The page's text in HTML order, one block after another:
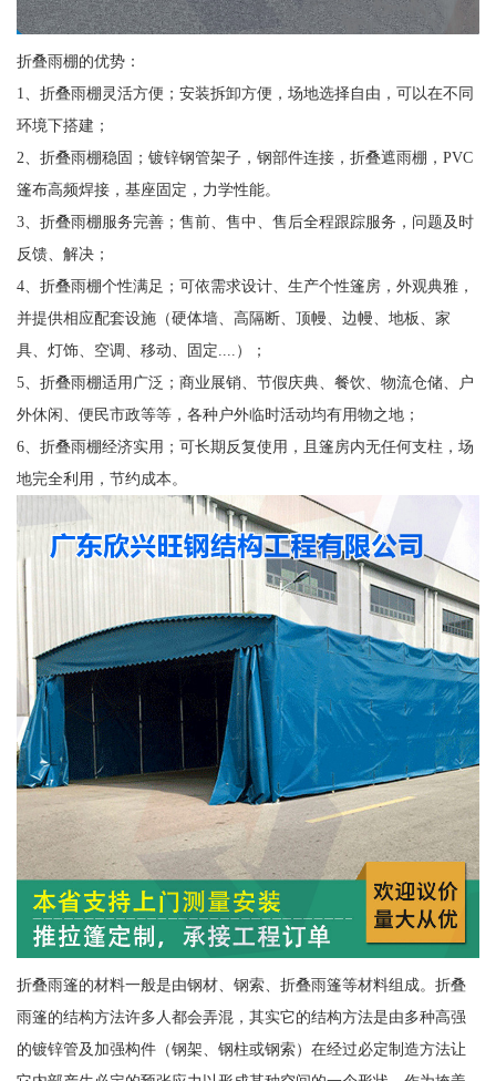
折叠雨棚的优势：
1、折叠雨棚灵活方便；安装拆卸方便，场地选择自由，可以在不同
环境下搭建；
2、折叠雨棚稳固；镀锌钢管架子，钢部件连接，折叠遮雨棚，PVC
篷布高频焊接，基座固定，力学性能。
3、折叠雨棚服务完善；售前、售中、售后全程跟踪服务，问题及时
反馈、解决；
4、折叠雨棚个性满足；可依需求设计、生产个性篷房，外观典雅，
并提供相应配套设施（硬体墙、高隔断、顶幔、边幔、地板、家
具、灯饰、空调、移动、固定....）；
5、折叠雨棚适用广泛；商业展销、节假庆典、餐饮、物流仓储、户
外休闲、便民市政等等，各种户外临时活动均有用物之地；
6、折叠雨棚经济实用；可长期反复使用，且篷房内无任何支柱，场
地完全利用，节约成本。
折叠雨篷的材料一般是由钢材、钢索、折叠雨篷等材料组成。折叠
雨篷的结构方法许多人都会弄混，其实它的结构方法是由多种高强
的镀锌管及加强构件（钢架、钢柱或钢索）在经过必定制造方法让